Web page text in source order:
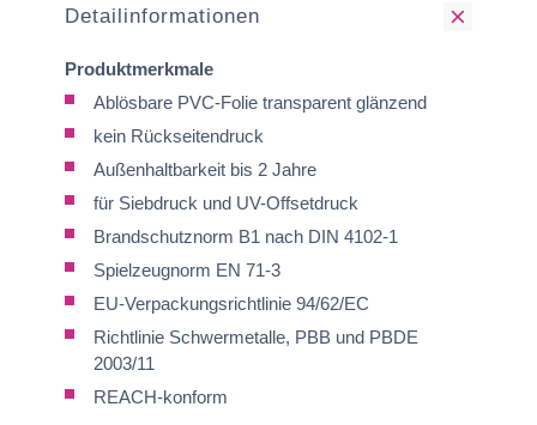
Detailinformationen
Produktmerkmale
Ablösbare PVC-Folie transparent glänzend
kein Rückseitendruck
Außenhaltbarkeit bis 2 Jahre
für Siebdruck und UV-Offsetdruck
Brandschutznorm B1 nach DIN 4102-1
Spielzeugnorm EN 71-3
EU-Verpackungsrichtlinie 94/62/EC
Richtlinie Schwermetalle, PBB und PBDE
2003/11
REACH-konform